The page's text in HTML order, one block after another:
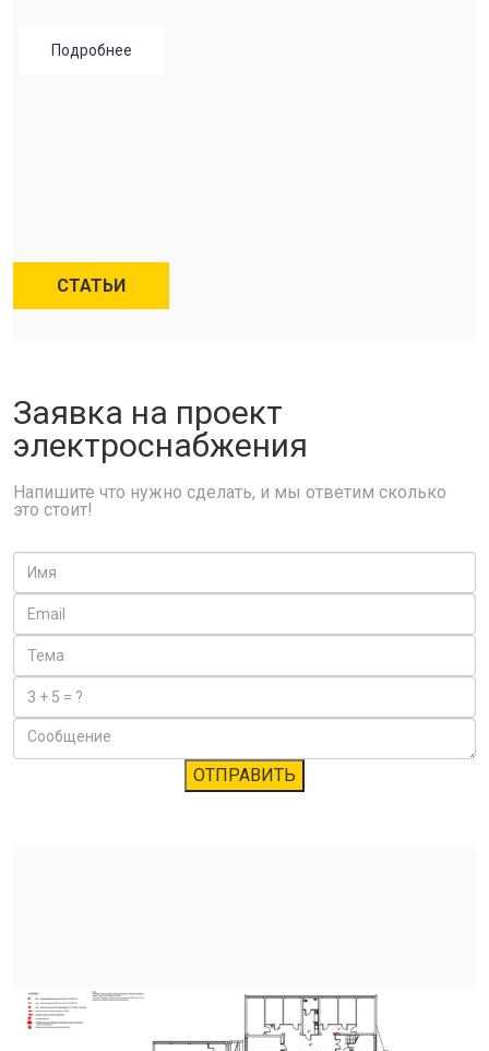
Подробнее
СТАТЬИ
Заявка на проект
электроснабжения
Напишите что нужно сделать, и мы ответим сколько
это стоит!
ОТПРАВИТЬ